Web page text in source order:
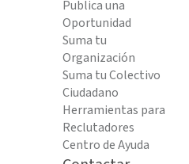
Publica una
Oportunidad
Suma tu
Organización
Suma tu Colectivo
Ciudadano
Herramientas para
Reclutadores
Centro de Ayuda